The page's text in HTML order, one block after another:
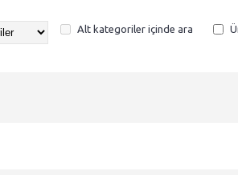
Alt kategoriler içinde ara